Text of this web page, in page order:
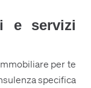
e servizi
per te
specifica